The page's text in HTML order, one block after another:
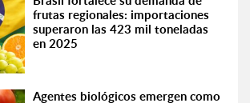
frutas regionales: importaciones
superaron las 423 mil toneladas
en 2025
Agentes biológicos emergen como